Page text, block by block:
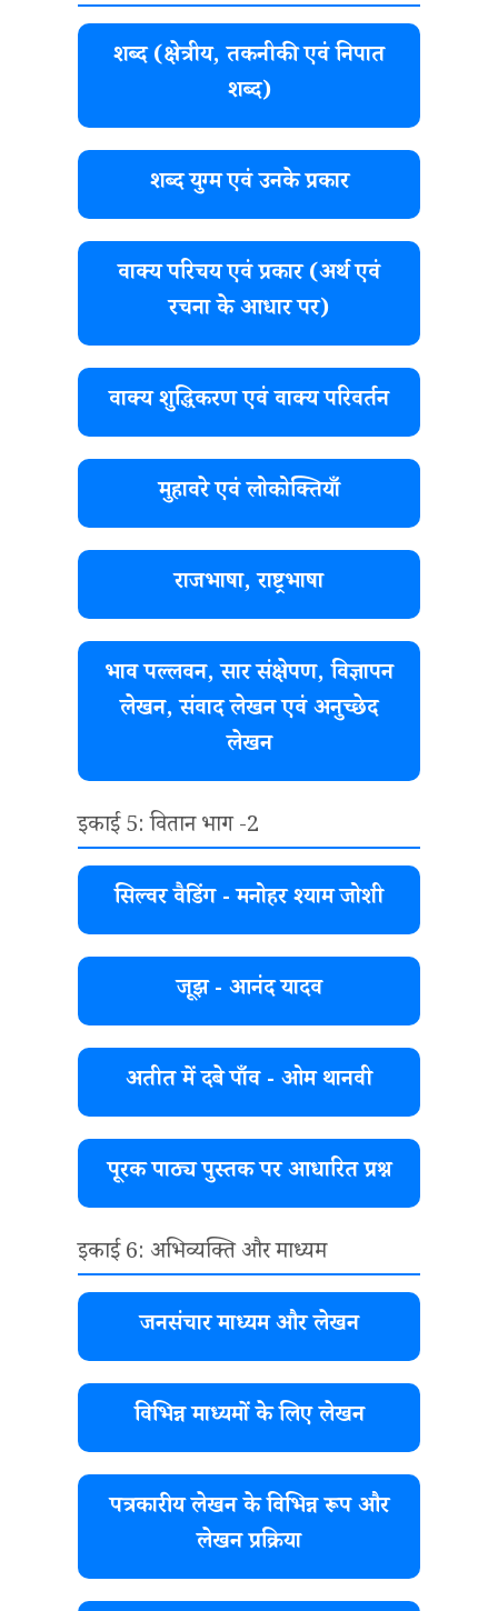
शब्द (क्षेत्रीय, तकनीकी एवं निपात
शब्द)
शब्द युग्म एवं उनके प्रकार
वाक्य परिचय एवं प्रकार (अर्थ एवं
रचना के आधार पर)
वाक्य शुद्धिकरण एवं वाक्य परिवर्तन
मुहावरे एवं लोकोक्तियाँ
राजभाषा, राष्ट्रभाषा
भाव पल्लवन, सार संक्षेपण, विज्ञापन
लेखन, संवाद लेखन एवं अनुच्छेद
लेखन
इकाई 5: वितान भाग -2
सिल्वर वैडिंग - मनोहर श्याम जोशी
जूझ - आनंद यादव
अतीत में दबे पाँव - ओम थानवी
पूरक पाठ्य पुस्तक पर आधारित प्रश्न
इकाई 6: अभिव्यक्ति और माध्यम
जनसंचार माध्यम और लेखन
विभिन्न माध्यमों के लिए लेखन
पत्रकारीय लेखन के विभिन्न रूप और
लेखन प्रक्रिया